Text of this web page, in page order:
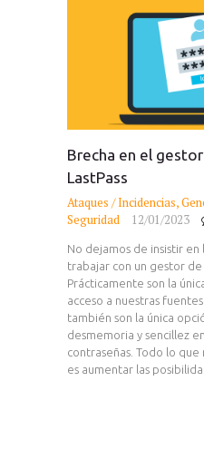
Brecha en el
LastPass
Ataques / Incidencias,
Seguridad
12/01/2023
No dejamos de insistir en
trabajar con un gestor de
Prácticamente son la
acceso a nuestras
también son la única
desmemoria y sencillez
contraseñas. Todo lo
es aumentar las